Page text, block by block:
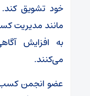
خود تشویق کند.
مانند مدیریت
به افزایش
می‌کنند.
عضو انجمن کسب و